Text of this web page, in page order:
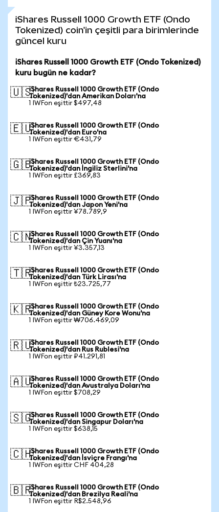
iShares Russell 1000 Growth ETF (Ondo
Tokenized) coin'in çeşitli para birimlerinde
güncel kuru
iShares Russell 1000 Growth ETF (Ondo Tokenized)
kuru bugün ne kadar?
🇺🇸iShares Russell 1000 Growth ETF (Ondo
Tokenized)'dan Amerikan Doları'na
1 IWFon eşittir $497,48
🇪🇺iShares Russell 1000 Growth ETF (Ondo
Tokenized)'dan Euro'na
1 IWFon eşittir €431,79
🇬🇧iShares Russell 1000 Growth ETF (Ondo
Tokenized)'dan İngiliz Sterlini'na
1 IWFon eşittir £369,83
🇯🇵iShares Russell 1000 Growth ETF (Ondo
Tokenized)'dan Japon Yeni'na
1 IWFon eşittir ¥78.789,9
🇨🇳iShares Russell 1000 Growth ETF (Ondo
Tokenized)'dan Çin Yuanı'na
1 IWFon eşittir ¥3.357,13
🇹🇷iShares Russell 1000 Growth ETF (Ondo
Tokenized)'dan Türk Lirası'na
1 IWFon eşittir ₺23.725,77
🇰🇷iShares Russell 1000 Growth ETF (Ondo
Tokenized)'dan Güney Kore Wonu'na
1 IWFon eşittir ₩706.469,09
🇷🇺iShares Russell 1000 Growth ETF (Ondo
Tokenized)'dan Rus Rublesi'na
1 IWFon eşittir ₽41.291,81
🇦🇺iShares Russell 1000 Growth ETF (Ondo
Tokenized)'dan Avustralya Doları'na
1 IWFon eşittir $708,29
🇸🇬iShares Russell 1000 Growth ETF (Ondo
Tokenized)'dan Singapur Doları'na
1 IWFon eşittir $638,15
🇨🇭iShares Russell 1000 Growth ETF (Ondo
Tokenized)'dan İsviçre Frangı'na
1 IWFon eşittir CHF 404,28
🇧🇷iShares Russell 1000 Growth ETF (Ondo
Tokenized)'dan Brezilya Reali'na
1 IWFon eşittir R$2.548,96